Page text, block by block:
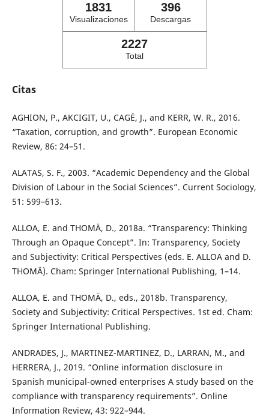
1831
Visualizaciones
396
Descargas
2227
Total
Citas
AGHION, P., AKCIGIT, U., CAGÉ, J., and KERR, W. R., 2016.
“Taxation, corruption, and growth”. European Economic
Review, 86: 24–51.
ALATAS, S. F., 2003. “Academic Dependency and the Global
Division of Labour in the Social Sciences”. Current Sociology,
51: 599–613.
ALLOA, E. and THOMÄ, D., 2018a. “Transparency: Thinking
Through an Opaque Concept”. In: Transparency, Society
and Subjectivity: Critical Perspectives (eds. E. ALLOA and D.
THOMÄ). Cham: Springer International Publishing, 1–14.
ALLOA, E. and THOMÄ, D., eds., 2018b. Transparency,
Society and Subjectivity: Critical Perspectives. 1st ed. Cham:
Springer International Publishing.
ANDRADES, J., MARTINEZ-MARTINEZ, D., LARRAN, M., and
HERRERA, J., 2019. “Online information disclosure in
Spanish municipal-owned enterprises A study based on the
compliance with transparency requirements”. Online
Information Review, 43: 922–944.